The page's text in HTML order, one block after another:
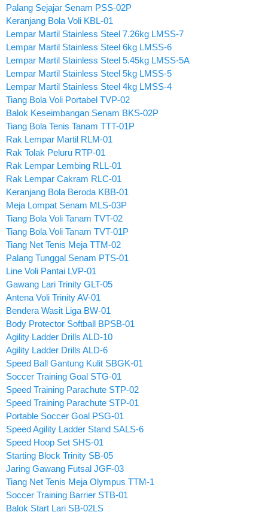
Palang Sejajar Senam PSS-02P
Keranjang Bola Voli KBL-01
Lempar Martil Stainless Steel 7.26kg LMSS-7
Lempar Martil Stainless Steel 6kg LMSS-6
Lempar Martil Stainless Steel 5.45kg LMSS-5A
Lempar Martil Stainless Steel 5kg LMSS-5
Lempar Martil Stainless Steel 4kg LMSS-4
Tiang Bola Voli Portabel TVP-02
Balok Keseimbangan Senam BKS-02P
Tiang Bola Tenis Tanam TTT-01P
Rak Lempar Martil RLM-01
Rak Tolak Peluru RTP-01
Rak Lempar Lembing RLL-01
Rak Lempar Cakram RLC-01
Keranjang Bola Beroda KBB-01
Meja Lompat Senam MLS-03P
Tiang Bola Voli Tanam TVT-02
Tiang Bola Voli Tanam TVT-01P
Tiang Net Tenis Meja TTM-02
Palang Tunggal Senam PTS-01
Line Voli Pantai LVP-01
Gawang Lari Trinity GLT-05
Antena Voli Trinity AV-01
Bendera Wasit Liga BW-01
Body Protector Softball BPSB-01
Agility Ladder Drills ALD-10
Agility Ladder Drills ALD-6
Speed Ball Gantung Kulit SBGK-01
Soccer Training Goal STG-01
Speed Training Parachute STP-02
Speed Training Parachute STP-01
Portable Soccer Goal PSG-01
Speed Agility Ladder Stand SALS-6
Speed Hoop Set SHS-01
Starting Block Trinity SB-05
Jaring Gawang Futsal JGF-03
Tiang Net Tenis Meja Olympus TTM-1
Soccer Training Barrier STB-01
Balok Start Lari SB-02LS